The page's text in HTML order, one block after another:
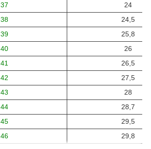
37
24
38
24,5
39
25,8
40
26
41
26,5
42
27,5
43
28
44
28,7
45
29,5
46
29,8